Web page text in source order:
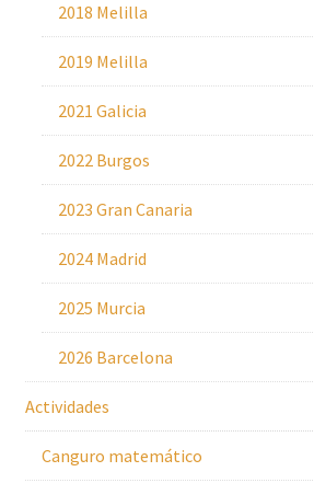
2018 Melilla
2019 Melilla
2021 Galicia
2022 Burgos
2023 Gran Canaria
2024 Madrid
2025 Murcia
2026 Barcelona
Actividades
Canguro matemático